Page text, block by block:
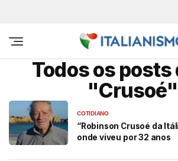
Todos os posts
"Crusoé"
COTIDIANO
“Robinson Crusoé da
onde viveu por 32 anos